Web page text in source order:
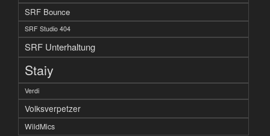
SRF Bounce
SRF Studio 404
SRF Unterhaltung
Staiy
Verdi
Volksverpetzer
WildMics